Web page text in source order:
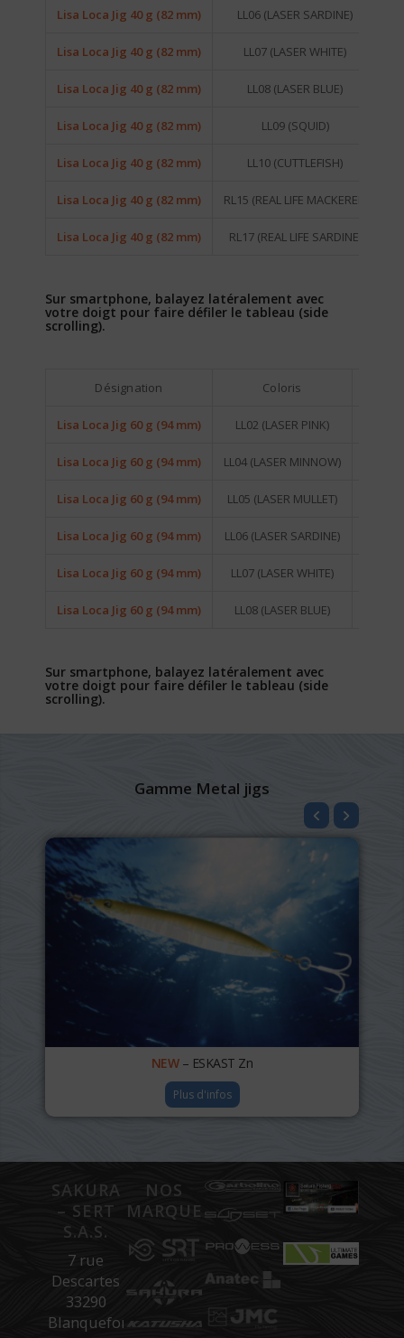
Lisa Loca Jig 40 g (82 mm) LL06 (LASER SARDINE)
Lisa Loca Jig 40 g (82 mm) LL07 (LASER WHITE)
Lisa Loca Jig 40 g (82 mm) LL08 (LASER BLUE)
Lisa Loca Jig 40 g (82 mm) LL09 (SQUID)
Lisa Loca Jig 40 g (82 mm) LL10 (CUTTLEFISH)
Lisa Loca Jig 40 g (82 mm) RL15 (REAL LIFE MACKEREL)
Lisa Loca Jig 40 g (82 mm) RL17 (REAL LIFE SARDINE)
Sur smartphone, balayez latéralement avec
votre doigt pour faire défiler le tableau (side
scrolling).
Désignation Coloris
Lisa Loca Jig 60 g (94 mm) LL02 (LASER PINK)
Lisa Loca Jig 60 g (94 mm) LL04 (LASER MINNOW)
Lisa Loca Jig 60 g (94 mm) LL05 (LASER MULLET)
Lisa Loca Jig 60 g (94 mm) LL06 (LASER SARDINE)
Lisa Loca Jig 60 g (94 mm) LL07 (LASER WHITE)
Lisa Loca Jig 60 g (94 mm) LL08 (LASER BLUE)
Sur smartphone, balayez latéralement avec
votre doigt pour faire défiler le tableau (side
scrolling).
Gamme Metal jigs
NEW– ESKAST Zn
Plus d'infos
SAKURA
– SERT
S.A.S.
7 rue
Descartes
33290
Blanquefort
NOS
MARQUES